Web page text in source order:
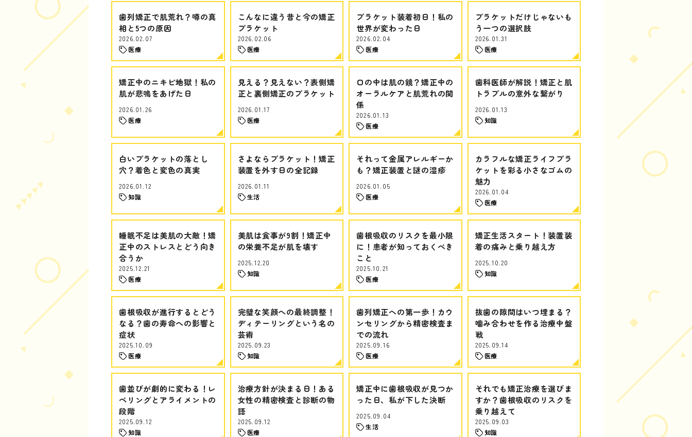
歯列矯正で肌荒れ？噂の真
相と5つの原因
2026.02.07
医療
こんなに違う昔と今の矯正
ブラケット
2026.02.06
医療
ブラケット装着初日！私の
世界が変わった日
2026.02.04
医療
ブラケットだけじゃないも
う一つの選択肢
2026.01.31
医療
矯正中のニキビ地獄！私の
肌が悲鳴をあげた日
2026.01.26
医療
見える？見えない？表側矯
正と裏側矯正のブラケット
2026.01.17
医療
口の中は肌の鏡？矯正中の
オーラルケアと肌荒れの関
係
2026.01.13
医療
歯科医師が解説！矯正と肌
トラブルの意外な繋がり
2026.01.13
知識
白いブラケットの落とし
穴？着色と変色の真実
2026.01.12
知識
さよならブラケット！矯正
装置を外す日の全記録
2026.01.11
生活
それって金属アレルギーか
も？矯正装置と謎の湿疹
2026.01.05
医療
カラフルな矯正ライフブラ
ケットを彩る小さなゴムの
魅力
2026.01.04
医療
睡眠不足は美肌の大敵！矯
正中のストレスとどう向き
合うか
2025.12.21
医療
美肌は食事が9割！矯正中
の栄養不足が肌を壊す
2025.12.20
知識
歯根吸収のリスクを最小限
に！患者が知っておくべき
こと
2025.10.21
医療
矯正生活スタート！装置装
着の痛みと乗り越え方
2025.10.20
知識
歯根吸収が進行するとどう
なる？歯の寿命への影響と
症状
2025.10.09
医療
完璧な笑顔への最終調整！
ディテーリングという名の
芸術
2025.09.23
知識
歯列矯正への第一歩！カウ
ンセリングから精密検査ま
での流れ
2025.09.16
医療
抜歯の隙間はいつ埋まる？
噛み合わせを作る治療中盤
戦
2025.09.14
医療
歯並びが劇的に変わる！レ
ベリングとアライメントの
段階
2025.09.12
知識
治療方針が決まる日！ある
女性の精密検査と診断の物
語
2025.09.12
医療
矯正中に歯根吸収が見つか
った日、私が下した決断
2025.09.04
生活
それでも矯正治療を選びま
すか？歯根吸収のリスクを
乗り越えて
2025.09.03
知識